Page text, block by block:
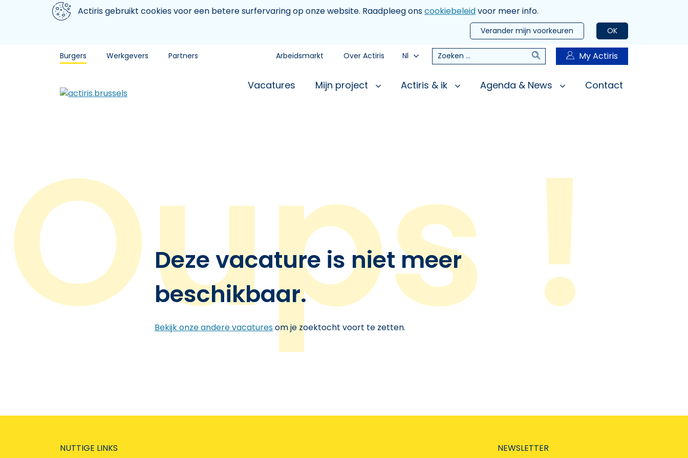
Aller au contenu principal
We gebruiken cookiesActiris gebruikt cookies voor een betere surfervaring op onze website. Raadpleeg onscookiebeleidvoor meer info.
OK
Verander mijn voorkeuren
Burgers Werkgevers Partners Arbeidsmarkt Over Actiris Nl Zoeken Zoeken My Actiris
Vacatures Mijn project Actiris & ik Agenda & News Contact
Deze vacature is niet meer
beschikbaar.
Bekijk onze andere vacaturesom je zoektocht voort te zetten.
NUTTIGE LINKS NEWSLETTER